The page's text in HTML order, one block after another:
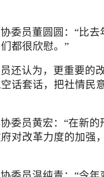
委员董圆圆：“比去
都很欣慰。”
还认为，更重要的
话套话，把社情民
委员黄宏：“在新的
对改革力度的加强